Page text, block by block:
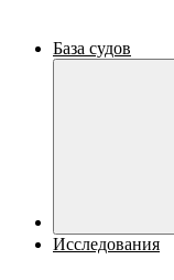
База судов
Исследования